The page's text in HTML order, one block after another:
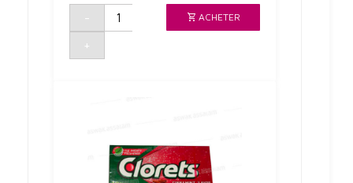
-
quantité
BARRES
DE
+
ACHETER